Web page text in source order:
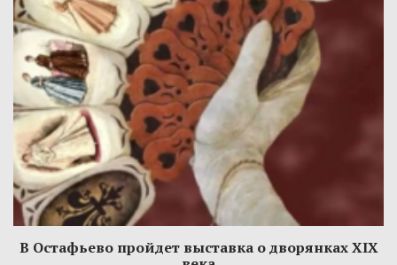
В Остафьево пройдет выставка о дворянках XIX